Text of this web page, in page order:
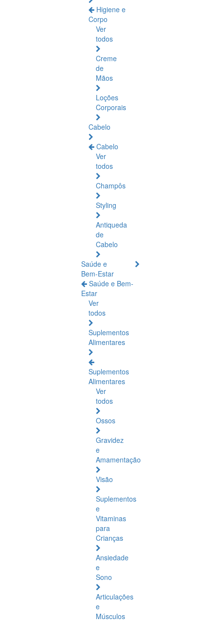
Higiene e
Corpo
Ver
todos
Creme
de
Mãos
Loções
Corporais
Cabelo
Cabelo
Ver
todos
Champôs
Styling
Antiqueda
de
Cabelo
Saúde e
Bem-Estar
Saúde e Bem-
Estar
Ver
todos
Suplementos
Alimentares
Suplementos
Alimentares
Ver
todos
Ossos
Gravidez
e
Amamentação
Visão
Suplementos
e
Vitaminas
para
Crianças
Ansiedade
e
Sono
Articulações
e
Músculos